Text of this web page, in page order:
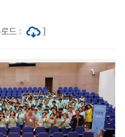
: ‘여름엔 해(태양)를 피하고
기 위해 기상청‧보건복지부‧
탄은행이 함께 추진하고 있다.
폭염강도가 높아지고 있는 상
사회, 기업 등과 민관협력을 강
홍보를 확대하겠습니다.
로드 :